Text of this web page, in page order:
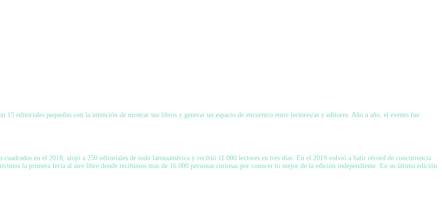
editoriales pequeñas con la intención de mostrar sus libros y generar un espacio de encuentro entre lectores/as y editores. Año a año, el evento fue
en el 2018, alojó a 250 editoriales de todo latinoamérica y recibió 11.000 lectores en tres días. En el 2019 volvió a batir récord de concurrencia
la primera feria al aire libre donde recibimos más de 16.000 personas curiosas por conocer lo mejor de la edición independiente. En su última edición